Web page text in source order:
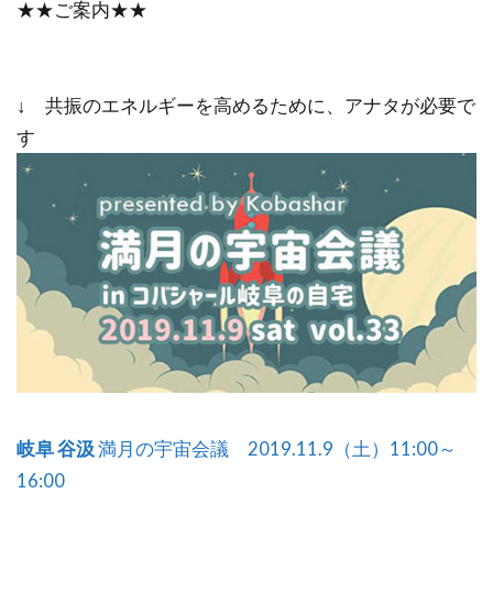
★★ご案内★★
↓ 共振のエネルギーを高めるために、アナタが必要で
す
岐阜 谷汲満月の宇宙会議 2019.11.9（土）11:00～
16:00